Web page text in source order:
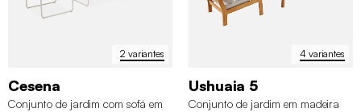
2 variantes
Cesena
Conjunto de jardim com sofá em
4 variantes
Ushuaia 5
Conjunto de jardim em madeira